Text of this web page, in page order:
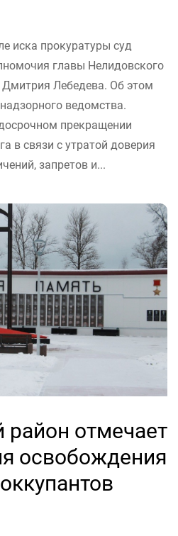
иска прокуратуры суд
главы Нелидовского
Дмитрия Лебедева. Об этом
ведомства.
прекращении
в связи с утратой доверия
запретов и...
район отмечает
освобождения